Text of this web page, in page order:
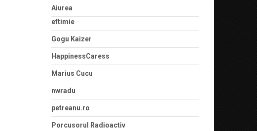
Aiurea
eftimie
Gogu Kaizer
HappinessCaress
Marius Cucu
nwradu
petreanu.ro
Porcusorul Radioactiv